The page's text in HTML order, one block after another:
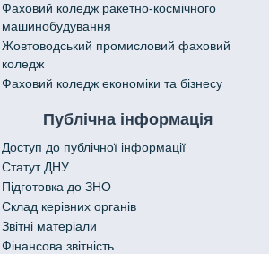
Фаховий коледж ракетно-космічного
машинобудування
Жовтоводський промисловий фаховий
коледж
Фаховий коледж економіки та бізнесу
Публічна інформація
Доступ до публічної інформації
Статут ДНУ
Підготовка до ЗНО
Склад керівних органів
Звітні матеріали
Фінансова звітність